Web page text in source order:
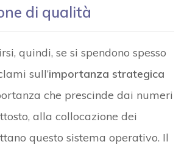
di qualità
quindi, se si spendono spesso
sull’importanza strategica
che prescinde dai numeri
alla collocazione dei
questo sistema operativo. Il